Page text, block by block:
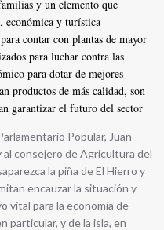
y un elemento que
económica y turística
contar con plantas de mayor
para luchar contra las
para dotar de mejores
productos de más calidad, son
garantizar el futuro del sector
Popular, Juan
al consejero de Agricultura del
la piña de El Hierro y
encauzar la situación y
vital para la economía de
particular, y de la isla, en